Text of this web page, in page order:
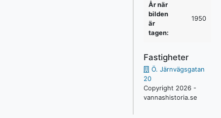
År när
bilden
är
tagen:
1950
Fastigheter
Ö. Järnvägsgatan
20
Copyright 2026 -
vannashistoria.se